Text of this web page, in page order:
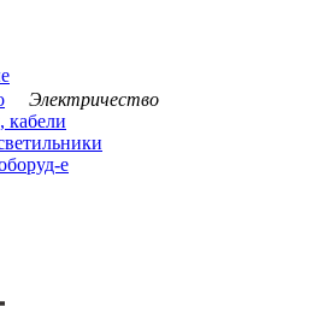
Электричество
кабели
е